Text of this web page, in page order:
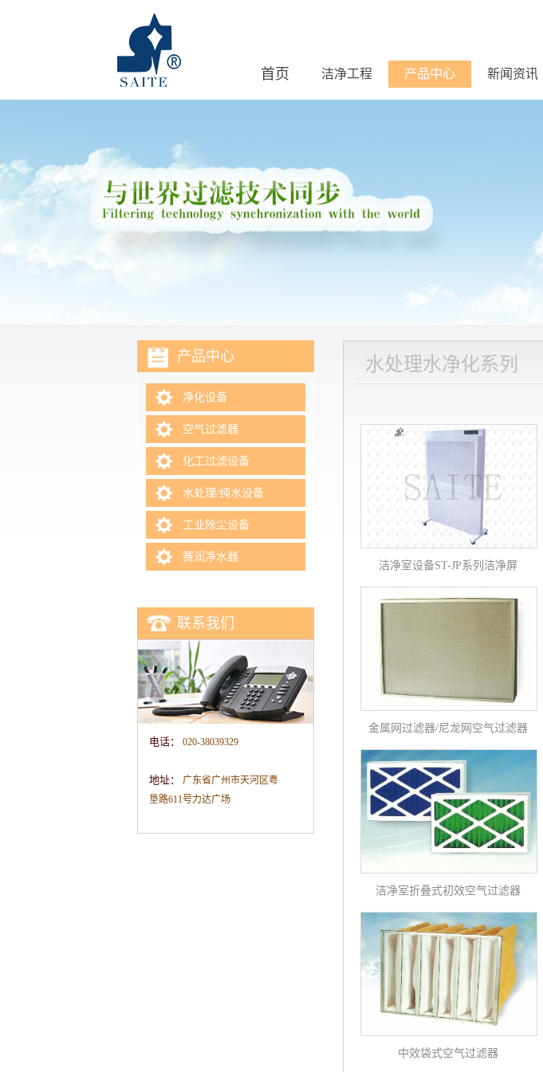
首页 洁净工程 产品中心 新闻资讯
联系我们
产品中心
净化设备
空气过滤器
化工过滤设备
水处理/纯水设备
工业除尘设备
赛润净水器
联系我们
电话： 020-38039329
地址：
广东省广州市天河区粤
垦路611号力达广场
水处理水净化系列
洁净室设备ST-JP系列洁净屏
金属网过滤器/尼龙网空气过滤器
洁净室折叠式初效空气过滤器
中效袋式空气过滤器